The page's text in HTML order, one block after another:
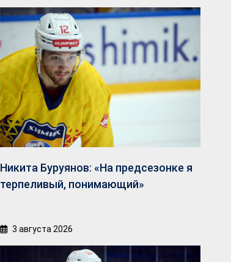
Никита Буруянов: «На предсезонке я
терпеливый, понимающий»
3 августа 2026